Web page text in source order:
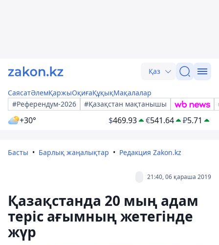
Қаз
СаясатӘлемҚаржыОқиғаҚұқықМақалалар
#Референдум-2026
#Қазақстан мақтанышы
+30° $469.93 €541.64 ₽5.71
Басты Барлық жаңалықтар Редакция Zakon.kz
21:40, 06 қараша 2019
Қазақстанда 20 мың адам
теріс ағымның жетегінде
жүр